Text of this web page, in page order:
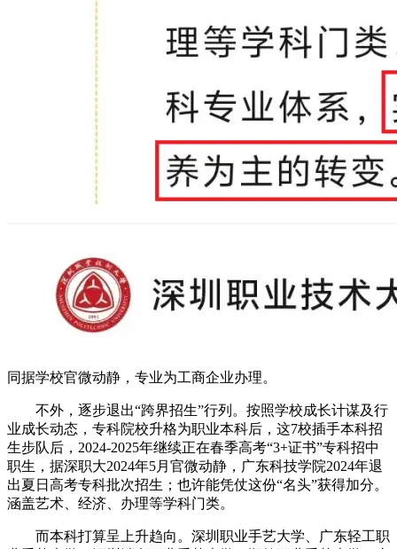
同据学校官微动静，专业为工商企业办理。
不外，逐步退出“跨界招生”行列。按照学校成长计谋及行
业成长动态，专科院校升格为职业本科后，这7校插手本科招
生步队后，2024-2025年继续正在春季高考“3+证书”专科招中
职生，据深职大2024年5月官微动静，广东科技学院2024年退
出夏日高考专科批次招生；也许能凭仗这份“名头”获得加分。
涵盖艺术、经济、办理等学科门类。
而本科打算呈上升趋向。深圳职业手艺大学、广东轻工职